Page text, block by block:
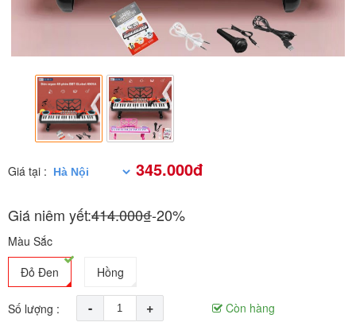
Giá tại : 345.000đ
Giá niêm yết:414.000₫-20%
Màu Sắc
Đỏ Đen
Hồng
Số lượng : - +
Còn hàng